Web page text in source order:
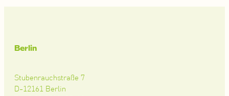
Berlin
Stubenrauchstraße 7
D-12161 Berlin